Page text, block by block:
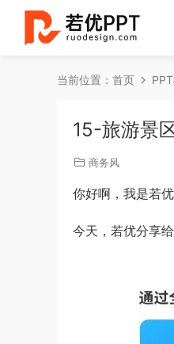
当前位置： 首页
15-旅游景
商务风
你好啊，我是若
今天，若优分享